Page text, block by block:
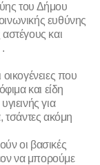
του Δήμου
ευθύνης
και
που
και είδη
για
τσάντες ακόμη
οι βασικές
να μπορούμε